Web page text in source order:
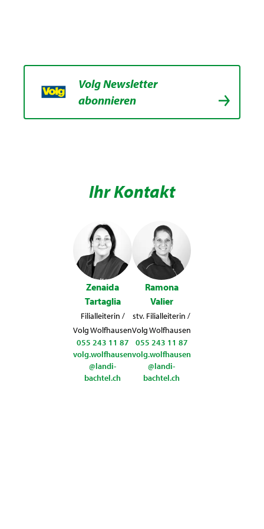
Volg Newsletter
abonnieren
Ihr Kontakt
Zenaida
Tartaglia
Filialleiterin /
Volg Wolfhausen
055 243 11 87
volg.wolfhausen
@landi-
bachtel.ch
Ramona
Valier
stv. Filialleiterin /
Volg Wolfhausen
055 243 11 87
volg.wolfhausen
@landi-
bachtel.ch